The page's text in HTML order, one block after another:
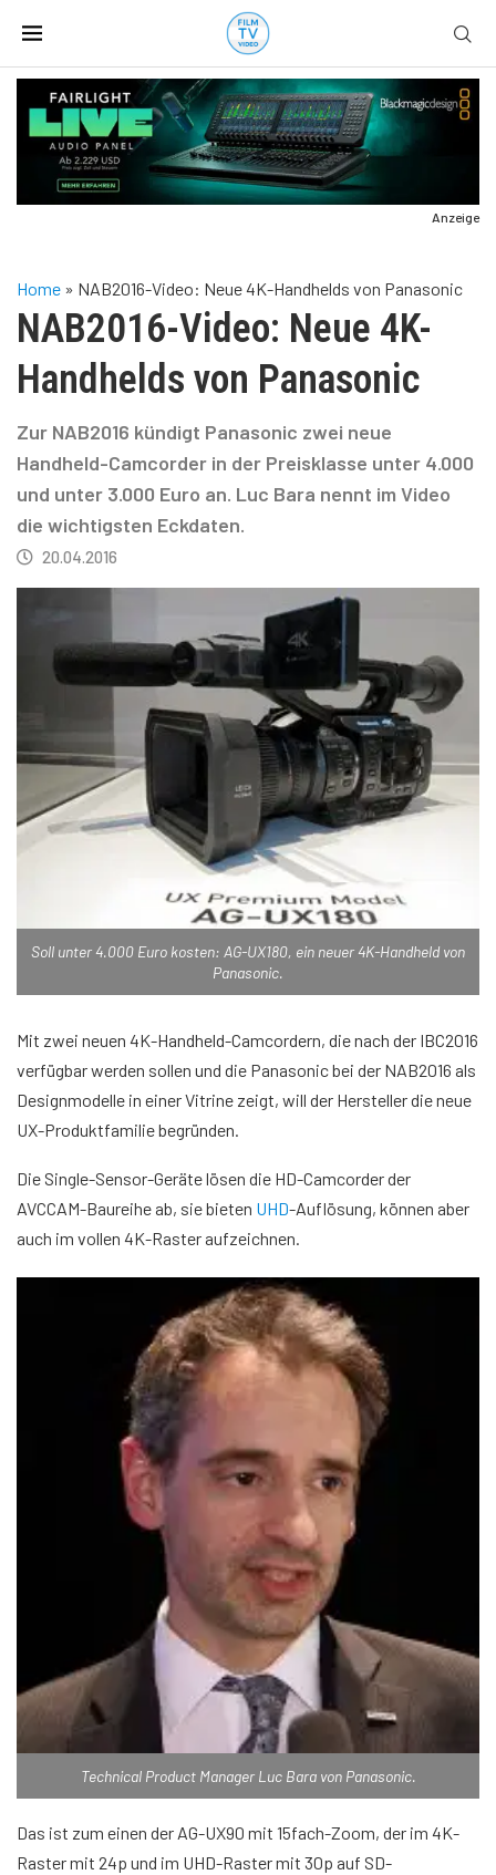
Anzeige
Home » NAB2016-Video: Neue 4K-Handhelds von Panasonic
NAB2016-Video: Neue 4K-
Handhelds von Panasonic
Zur NAB2016 kündigt Panasonic zwei neue
Handheld-Camcorder in der Preisklasse unter 4.000
und unter 3.000 Euro an. Luc Bara nennt im Video
die wichtigsten Eckdaten.
20.04.2016
Soll unter 4.000 Euro kosten: AG-UX180, ein neuer 4K-Handheld von
Panasonic.
Mit zwei neuen 4K-Handheld-Camcordern, die nach der IBC2016
verfügbar werden sollen und die Panasonic bei der NAB2016 als
Designmodelle in einer Vitrine zeigt, will der Hersteller die neue
UX-Produktfamilie begründen.
Die Single-Sensor-Geräte lösen die HD-Camcorder der
AVCCAM-Baureihe ab, sie bieten UHD-Auflösung, können aber
auch im vollen 4K-Raster aufzeichnen.
Technical Product Manager Luc Bara von Panasonic.
Das ist zum einen der AG-UX90 mit 15fach-Zoom, der im 4K-
Raster mit 24p und im UHD-Raster mit 30p auf SD-